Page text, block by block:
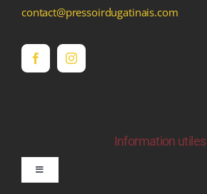
contact@pressoirdugatinais.com
Information utiles
Toggle